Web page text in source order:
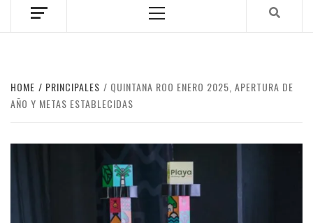
Menu
HOME PRINCIPALES
QUINTANA ROO ENERO 2025, APERTURA DE
AÑO Y METAS ESTABLECIDAS